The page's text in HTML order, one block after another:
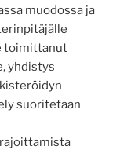
muodossa ja
toimittanut
yhdistys
suoritetaan